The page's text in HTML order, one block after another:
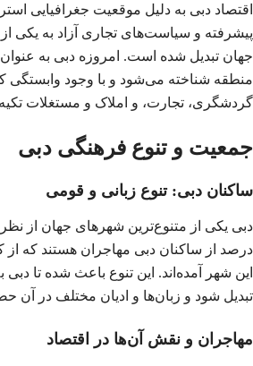
اقتصاد دبی به دلیل موقعیت جغرافیایی
پیشرفته و سیاست‌های تجاری آزاد به یکی
جهان تبدیل شده است. امروزه دبی به
منطقه شناخته می‌شود و با وجود وابستگی
گردشگری، تجارت، و املاک و مستغلات تکیه
جمعیت و تنوع فرهنگی دبی
ساکنان دبی: تنوع زبانی و قومی
درصد از ساکنان دبی مهاجران هستند که
این شهر آمده‌اند. این تنوع باعث شده تا
تبدیل شود و زبان‌ها و ادیان مختلف در آن
مهاجران و نقش آن‌ها در اقتصاد